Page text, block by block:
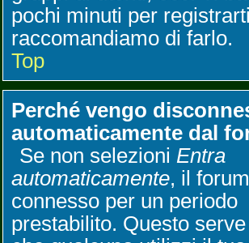
pochi minuti per
raccomandiamo di farlo.
Top
Perché vengo
automaticamente dal
Se non selezioni Entra
automaticamente, il
connesso per un periodo
prestabilito. Questo